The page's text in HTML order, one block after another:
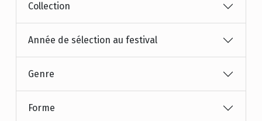
Collection
Année de sélection au festival
Genre
Forme